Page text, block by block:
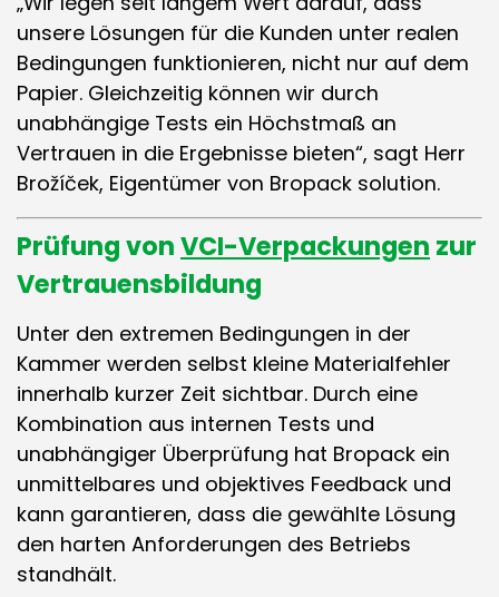
unsere Lösungen für die Kunden unter realen
Bedingungen funktionieren, nicht nur auf dem
Papier. Gleichzeitig können wir durch
unabhängige Tests ein Höchstmaß an
Vertrauen in die Ergebnisse bieten“, sagt Herr
Brožíček, Eigentümer von Bropack solution.
Prüfung vonVCI-Verpackungen zur
Vertrauensbildung
Unter den extremen Bedingungen in der
Kammer werden selbst kleine Materialfehler
innerhalb kurzer Zeit sichtbar. Durch eine
Kombination aus internen Tests und
unabhängiger Überprüfung hat Bropack ein
unmittelbares und objektives Feedback und
kann garantieren, dass die gewählte Lösung
den harten Anforderungen des Betriebs
standhält.